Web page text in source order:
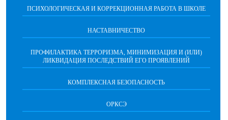
ПСИХОЛОГИЧЕСКАЯ И КОРРЕКЦИОННАЯ РАБОТА В ШКОЛЕ
НАСТАВНИЧЕСТВО
ПРОФИЛАКТИКА ТЕРРОРИЗМА, МИНИМИЗАЦИЯ И (ИЛИ)
ЛИКВИДАЦИЯ ПОСЛЕДСТВИЙ ЕГО ПРОЯВЛЕНИЙ
КОМПЛЕКСНАЯ БЕЗОПАСНОСТЬ
ОРКСЭ